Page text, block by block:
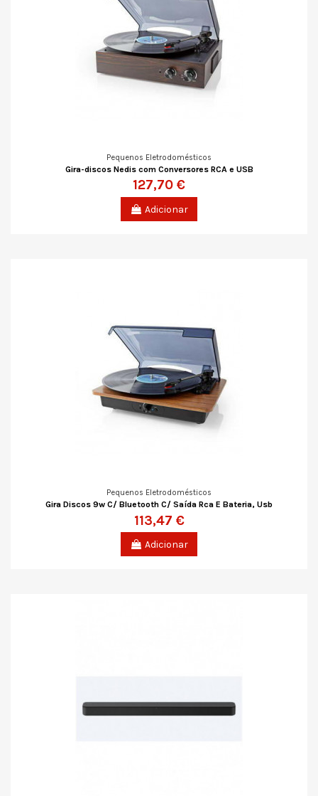
Pequenos Eletrodomésticos
Gira-discos Nedis com Conversores RCA e USB
127,70 €
Adicionar
Pequenos Eletrodomésticos
Gira Discos 9w C/ Bluetooth C/ Saída Rca E Bateria, Usb
113,47 €
Adicionar